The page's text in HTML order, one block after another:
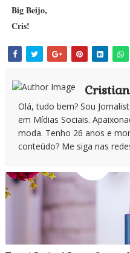
Big Beijo,
Cris!
Olá, tudo bem? Sou
em Mídias Sociais.
moda. Tenho 26 anos e
conteúdo? Me siga nas